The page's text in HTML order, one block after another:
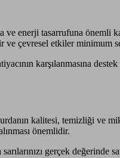
enerji tasarrufuna önemli
ve çevresel etkiler minimum
karşılanmasına
kalitesi, temizliği ve
önemlidir.
gerçek değerinde